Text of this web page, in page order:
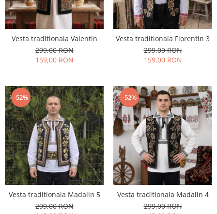
Vesta traditionala Valentin
299,00 RON
159,00 RON
Vesta traditionala Florentin 3
299,00 RON
159,00 RON
-52%
Vesta traditionala Madalin 5
299,00 RON
-52%
Vesta traditionala Madalin 4
299,00 RON